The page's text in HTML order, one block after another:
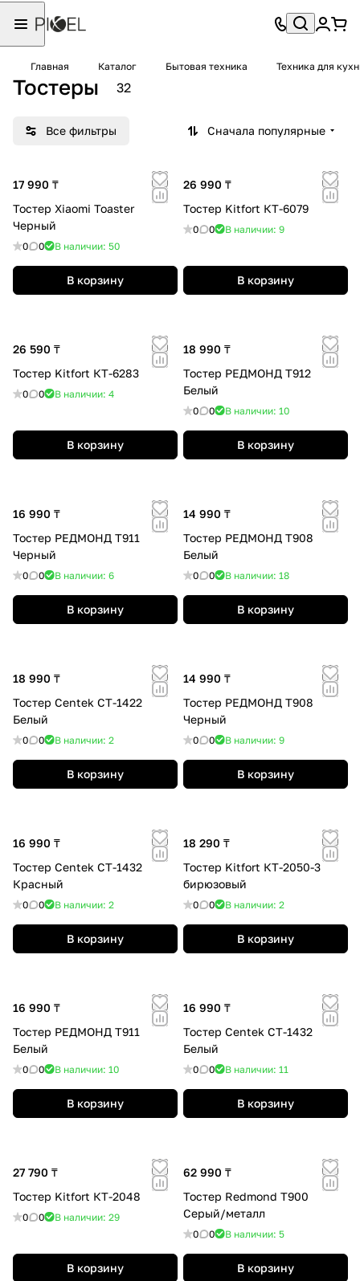
Главная Каталог Бытовая техника Техника для
Тостеры 32
Все фильтры Сначала популярные
17 990 ₸
Тостер Xiaomi Toaster
Черный
0 0 В наличии: 50
В корзину
26 990 ₸
Тостер Kitfort КТ-6079
0 0 В наличии: 9
В корзину
26 590 ₸
Тостер Kitfort КТ-6283
0 0 В наличии: 4
В корзину
18 990 ₸
Тостер РЕДМОНД T912
Белый
0 0 В наличии: 10
В корзину
16 990 ₸
Тостер РЕДМОНД T911
Черный
0 0 В наличии: 6
В корзину
14 990 ₸
Тостер РЕДМОНД T908
Белый
0 0 В наличии: 18
В корзину
18 990 ₸
Тостер Centek CT-1422
Белый
0 0 В наличии: 2
В корзину
14 990 ₸
Тостер РЕДМОНД T908
Черный
0 0 В наличии: 9
В корзину
16 990 ₸
Тостер Centek СТ-1432
Красный
0 0 В наличии: 2
В корзину
18 290 ₸
Тостер Kitfort КТ-2050-3
бирюзовый
0 0 В наличии: 2
В корзину
16 990 ₸
Тостер РЕДМОНД T911
Белый
0 0 В наличии: 10
В корзину
16 990 ₸
Тостер Centek СТ-1432
Белый
0 0 В наличии: 11
В корзину
27 790 ₸
Тостер Kitfort КТ-2048
0 0 В наличии: 29
В корзину
62 990 ₸
Тостер Redmond T900
Серый/металл
0 0 В наличии: 5
В корзину